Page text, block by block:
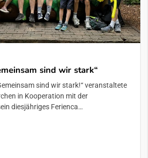
sind wir stark“
sind wir stark!“ veranstaltete
in Kooperation mit der
diesjähriges Ferienca…